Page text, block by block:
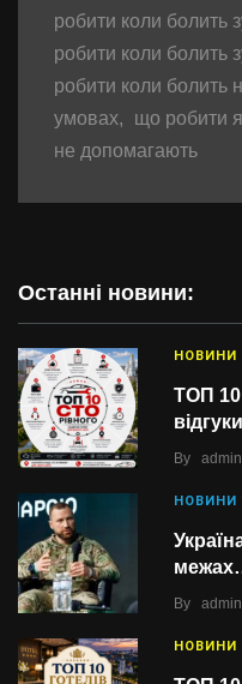
Останні новини:
НОВИНИ
ТОП 10
By admin
НОВИНИ
By admin
НОВИНИ
робити коли болить
робити коли болить
робити коли болить
умовах,
що робити
не допомагають